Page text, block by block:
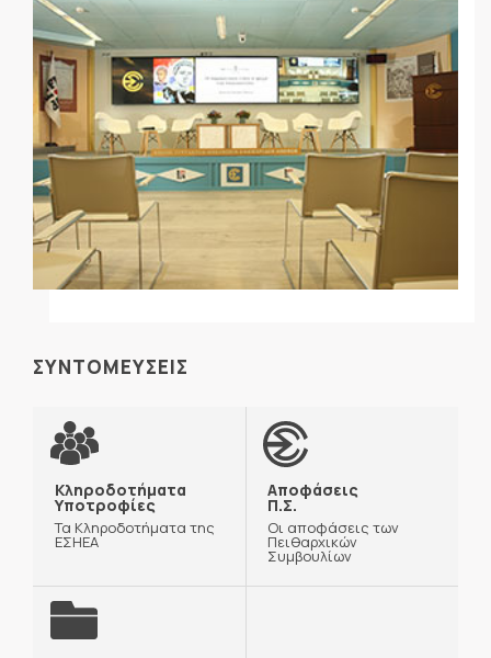
ΣΥΝΤΟΜΕΥΣΕΙΣ
Κληροδοτήματα
Υποτροφίες
Τα Κληροδοτήματα της
ΕΣΗΕΑ
Αποφάσεις
Π.Σ.
Οι αποφάσεις των
Πειθαρχικών
Συμβουλίων